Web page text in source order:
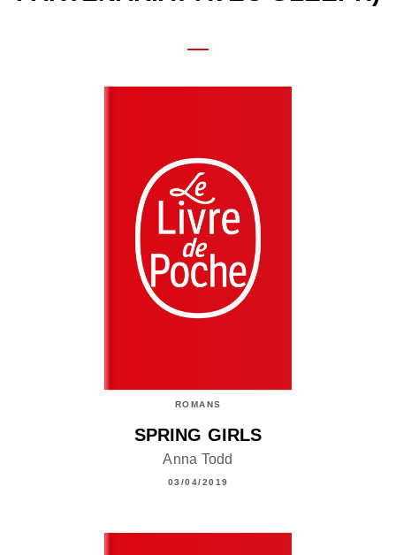
ROMANS
SPRING GIRLS
Anna Todd
03/04/2019